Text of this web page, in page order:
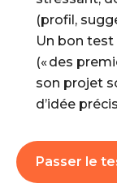
(profil,
Un bon
(« des
son projet
d’idée
Passer le